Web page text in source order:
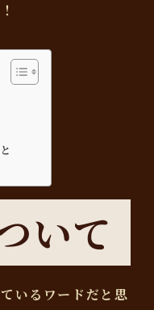
いて
いるワードだと思